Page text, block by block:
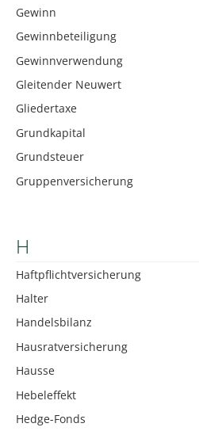
Gewinn
Gewinnbeteiligung
Gewinnverwendung
Gleitender Neuwert
Gliedertaxe
Grundkapital
Grundsteuer
Gruppenversicherung
H
Haftpflichtversicherung
Halter
Handelsbilanz
Hausratversicherung
Hausse
Hebeleffekt
Hedge-Fonds